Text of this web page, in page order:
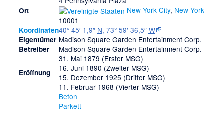
Ort
New York City, New York
10001
Koordinaten40° 45′ 1,9″ N, 73° 59′ 36,5″ W
Eigentümer Madison Square Garden Entertainment Corp.
Betreiber Madison Square Garden Entertainment Corp.
Eröffnung
31. Mai 1879 (Erster MSG)
16. Juni 1890 (Zweiter MSG)
15. Dezember 1925 (Dritter MSG)
11. Februar 1968 (Vierter MSG)
Beton
Parkett